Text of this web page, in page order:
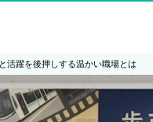
活躍を後押しする温かい職場とは